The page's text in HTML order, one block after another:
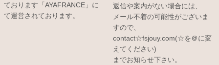
ております「AYAFRANCE」に
て運営されております。
返信や案内がない場合には、
メール不着の可能性がございま
すので、
contact☆fsjouy.com(☆を＠に変
えてください)
までお知らせ下さい。